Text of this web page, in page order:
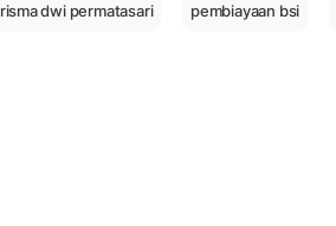
risma dwi permatasari pembiayaan bsi